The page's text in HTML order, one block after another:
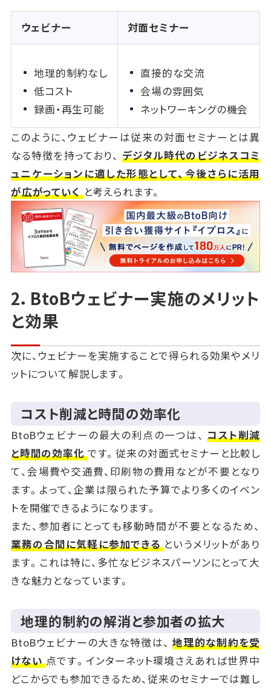
ウェビナー 対面セミナー
地理的制約なし
低コスト
録画・再生可能
直接的な交流
会場の雰囲気
ネットワーキングの機会
このように、ウェビナーは従来の対面セミナーとは異
なる特徴を持っており、 デジタル時代のビジネスコミ
ュニケーションに適した形態として、今後さらに活用
が広がっていくと考えられます。
2．BtoBウェビナー実施のメリット
と効果
次に、ウェビナーを実施することで得られる効果やメリ
ットについて解説します。
コスト削減と時間の効率化
BtoBウェビナーの最大の利点の一つは、コスト削減
と時間の効率化です。従来の対面式セミナーと比較し
て、会場費や交通費、印刷物の費用などが不要となり
ます。よって、企業は限られた予算でより多くのイベン
トを開催できるようになります。
また、参加者にとっても移動時間が不要となるため、
業務の合間に気軽に参加できるというメリットがあり
ます。これは特に、多忙なビジネスパーソンにとって大
きな魅力となっています。
地理的制約の解消と参加者の拡大
BtoBウェビナーの大きな特徴は、地理的な制約を受
けない点です。インターネット環境さえあれば世界中
どこからでも参加できるため、従来のセミナーでは難し